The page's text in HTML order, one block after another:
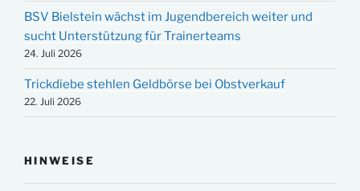
BSV Bielstein wächst im Jugendbereich weiter und
sucht Unterstützung für Trainerteams
24. Juli 2026
Trickdiebe stehlen Geldbörse bei Obstverkauf
22. Juli 2026
HINWEISE